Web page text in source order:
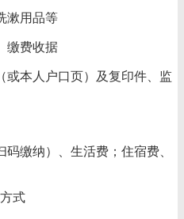
漱用品等
缴费收据
或本人户口页）及复印件、监
缴纳）、生活费；住宿费、
式